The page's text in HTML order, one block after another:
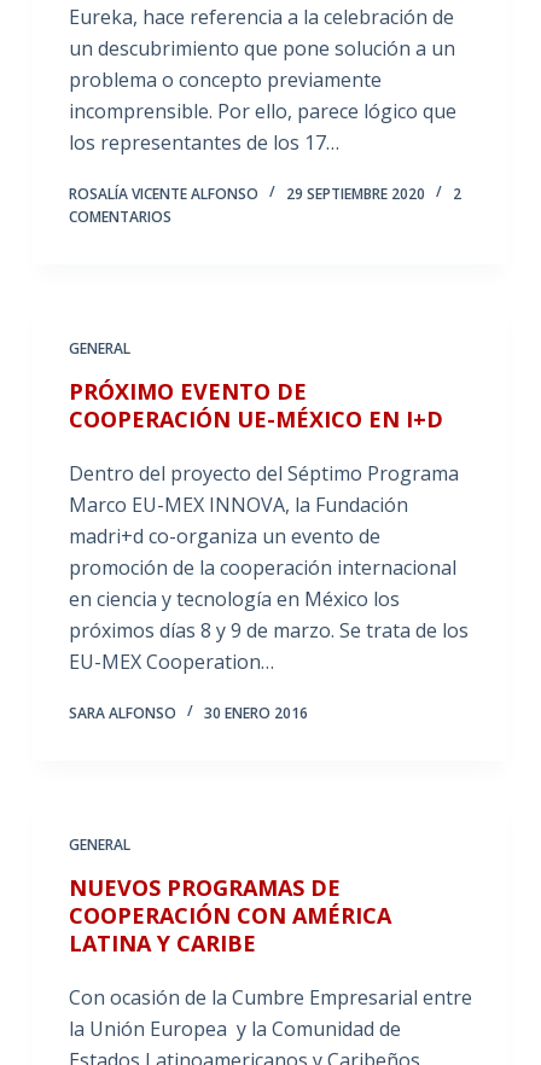
Eureka, hace referencia a la celebración de
un descubrimiento que pone solución a un
problema o concepto previamente
incomprensible. Por ello, parece lógico que
los representantes de los 17…
ROSALÍA VICENTE ALFONSO 29 SEPTIEMBRE 2020
2
COMENTARIOS
GENERAL
PRÓXIMO EVENTO DE
COOPERACIÓN UE-MÉXICO EN I+D
Dentro del proyecto del Séptimo Programa
Marco EU-MEX INNOVA, la Fundación
madri+d co-organiza un evento de
promoción de la cooperación internacional
en ciencia y tecnología en México los
próximos días 8 y 9 de marzo. Se trata de los
EU-MEX Cooperation…
SARA ALFONSO 30 ENERO 2016
GENERAL
NUEVOS PROGRAMAS DE
COOPERACIÓN CON AMÉRICA
LATINA Y CARIBE
Con ocasión de la Cumbre Empresarial entre
la Unión Europea y la Comunidad de
Estados Latinoamericanos y Caribeños